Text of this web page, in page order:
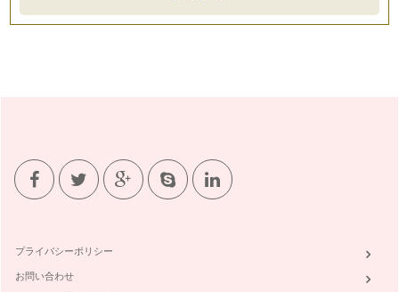
プライバシーポリシー
お問い合わせ